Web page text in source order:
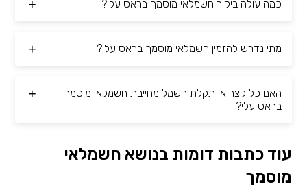
כמה עולה ביקור חשמלאי מוסמך בראס עלי?
מתי נדרש להזמין חשמלאי מוסמך בראס עלי?
האם כל קצר או תקלת חשמל מחייבת חשמלאי מוסמך
בראס עלי?
עוד כתבות דומות בנושא חשמלאי
מוסמך